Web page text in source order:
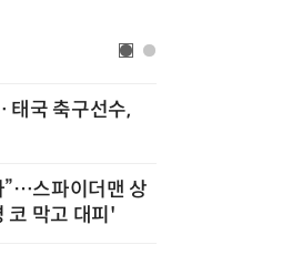
국 축구선수,
”…스파이더맨 상
코 막고 대피'